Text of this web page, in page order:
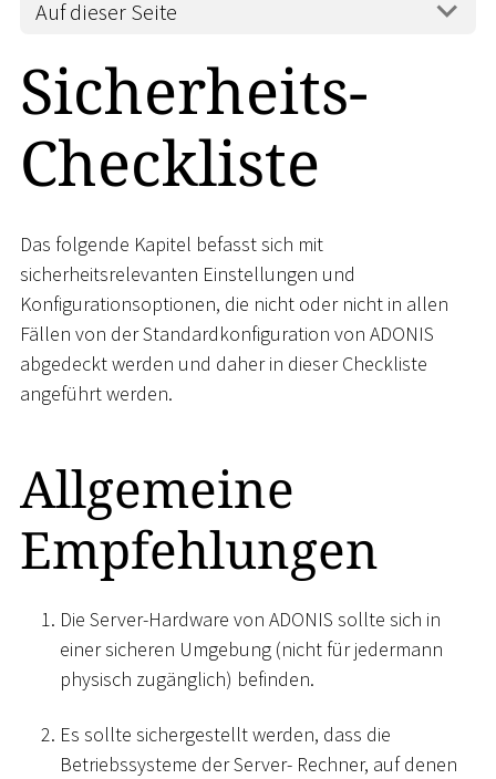
Auf dieser Seite
Sicherheits-
Checkliste
Das folgende Kapitel befasst sich mit
sicherheitsrelevanten Einstellungen und
Konfigurationsoptionen, die nicht oder nicht in allen
Fällen von der Standardkonfiguration von ADONIS
abgedeckt werden und daher in dieser Checkliste
angeführt werden.
Allgemeine
Empfehlungen
Die Server-Hardware von ADONIS sollte sich in
einer sicheren Umgebung (nicht für jedermann
physisch zugänglich) befinden.
Es sollte sichergestellt werden, dass die
Betriebssysteme der Server- Rechner, auf denen